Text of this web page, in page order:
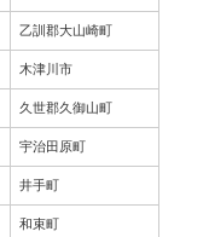
乙訓郡大山崎町
木津川市
久世郡久御山町
宇治田原町
井手町
和束町